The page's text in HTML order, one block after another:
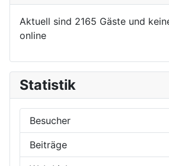
Aktuell sind 2165 Gäste und
online
Statistik
Besucher
Beiträge